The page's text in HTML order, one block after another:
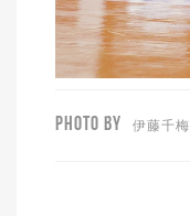
PHOTO BY 伊藤千梅